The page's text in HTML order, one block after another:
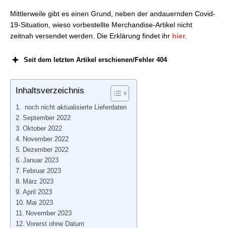
30.06.2022
Square Enix Store: Aktuelle Vorbestellungen –
03.08.2022
31.08.2022
30.09.2022
Square Enix Store: Aktuelle Vorbestellungen –
31.10.2022
Square Enix Store: Aktuelle Vorbestellungen –
03.12.2022
Square Enix Store: Aktuelle Vorbestellungen –
31.12.2022
Square Enix Store: Aktuelle Vorbestellungen –
19.02.2023
Square Enix Store: Aktuelle Vorbestellungen –
17.06.2023
Square Enix Store: Aktuelle Vorbestellungen –
Mittlerweile gibt es einen Grund, neben der andauernden Covid-
19-Situation, wieso vorbestellte Merchandise-Artikel nicht
zeitnah versendet werden. Die Erklärung findet ihr hier.
Seit dem letzten Artikel erschienen/Fehler 404
FFXIV Vinyl LP Collection Wave 2
Statuette „Adult Protagonist“
Inhaltsverzeichnis
noch nicht aktualisierte Lieferdaten
September 2022
Oktober 2022
November 2022
Dezember 2022
Januar 2023
Februar 2023
März 2023
April 2023
Mai 2023
November 2023
Vorerst ohne Datum